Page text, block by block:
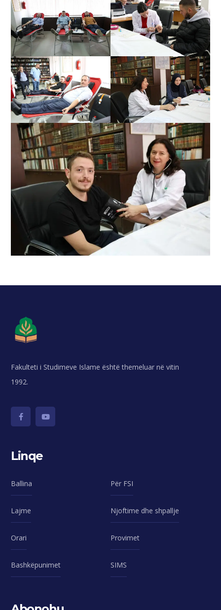
Fakulteti i Studimeve Islame është themeluar në vitin
1992.
Linqe
Ballina Për FSI
Lajme Njoftime dhe shpallje
Orari Provimet
Bashkëpunimet SIMS